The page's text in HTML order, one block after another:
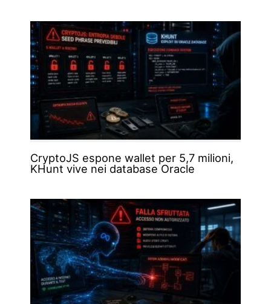
CryptoJS espone wallet per 5,7 milioni,
KHunt vive nei database Oracle